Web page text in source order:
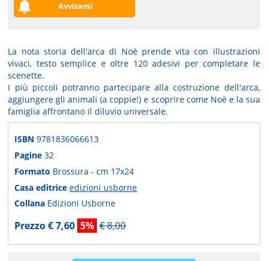
Avvisami
La nota storia dell'arca di Noè prende vita con illustrazioni
vivaci, testo semplice e oltre 120 adesivi per completare le
scenette.
I più piccoli potranno partecipare alla costruzione dell'arca,
aggiungere gli animali (a coppie!) e scoprire come Noè e la sua
famiglia affrontano il diluvio universale.
ISBN9781836066613
Pagine32
Formato Brossura - cm 17x24
Casa editriceedizioni usborne
Collana Edizioni Usborne
Prezzo € 7,60 5% € 8,00